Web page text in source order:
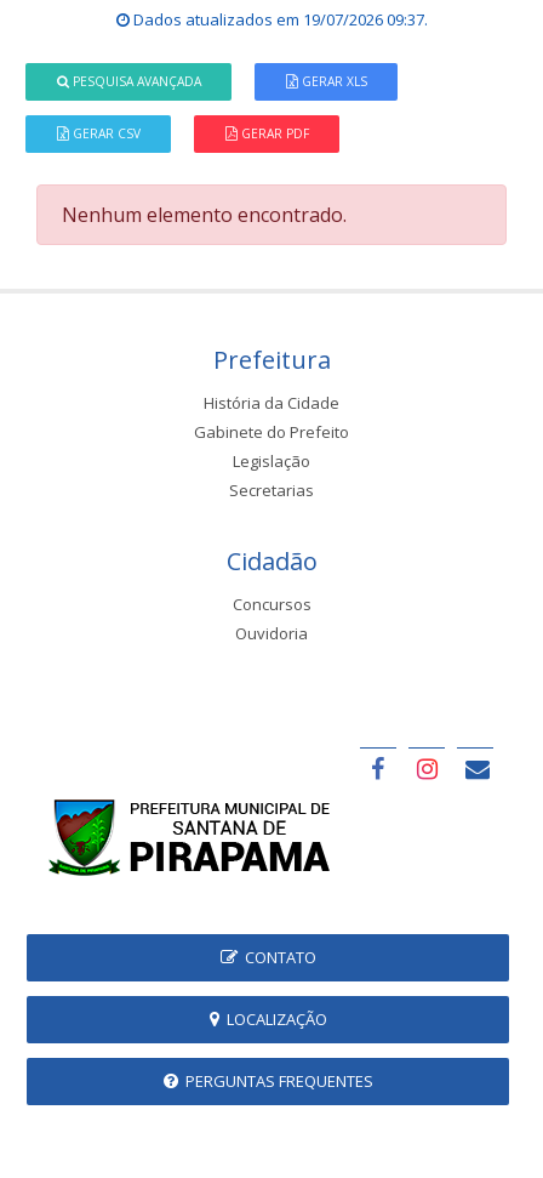
Dados atualizados em 19/07/2026 09:37.
PESQUISA AVANÇADA GERAR XLS
GERAR CSV GERAR PDF
Nenhum elemento encontrado.
Prefeitura
História da Cidade
Gabinete do Prefeito
Legislação
Secretarias
Cidadão
Concursos
Ouvidoria
CONTATO
LOCALIZAÇÃO
PERGUNTAS FREQUENTES